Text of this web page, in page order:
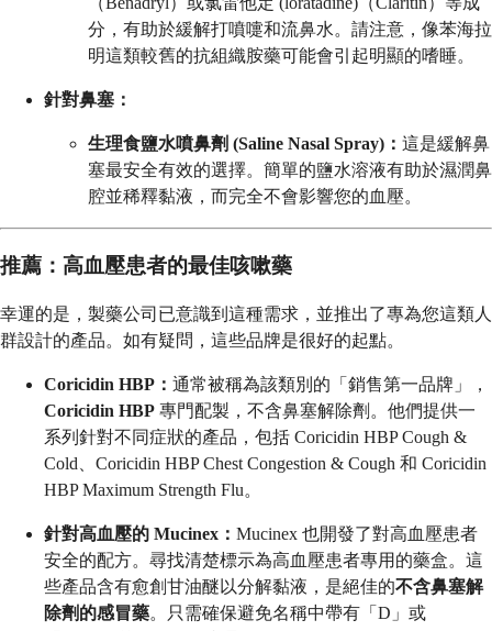
分，有助於緩解打噴嚏和流鼻水。請注意，像苯海拉
明這類較舊的抗組織胺藥可能會引起明顯的嗜睡。
針對鼻塞：
生理食鹽水噴鼻劑 (Saline Nasal Spray)： 這是緩解鼻
塞最安全有效的選擇。簡單的鹽水溶液有助於濕潤鼻
腔並稀釋黏液，而完全不會影響您的血壓。
推薦：高血壓患者的最佳咳嗽藥
幸運的是，製藥公司已意識到這種需求，並推出了專為您這類人
群設計的產品。如有疑問，這些品牌是很好的起點。
Coricidin HBP： 通常被稱為該類別的「銷售第一品牌」，
Coricidin HBP 專門配製，不含鼻塞解除劑。他們提供一
系列針對不同症狀的產品，包括 Coricidin HBP Cough &
Cold、Coricidin HBP Chest Congestion & Cough 和 Coricidin
HBP Maximum Strength Flu。
針對高血壓的 Mucinex： Mucinex 也開發了對高血壓患者
安全的配方。尋找清楚標示為高血壓患者專用的藥盒。這
些產品含有愈創甘油醚以分解黏液，是絕佳的不含鼻塞解
除劑的感冒藥。只需確保避免名稱中帶有「D」或